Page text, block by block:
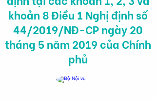
khoản 8 Điều 1 Nghị định số
44/2019/NĐ-CP ngày 20
tháng 5 năm 2019 của Chính
phủ